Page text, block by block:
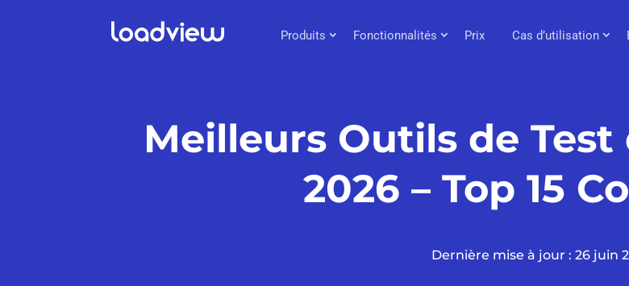
Produits Fonctionnalités Prix Cas d’utilisation
Meilleurs Outils de
2026 – Top 15
Dernière mise à jour : 26 juin